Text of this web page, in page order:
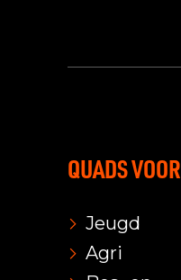
QUADS VOOR
Jeugd
Agri